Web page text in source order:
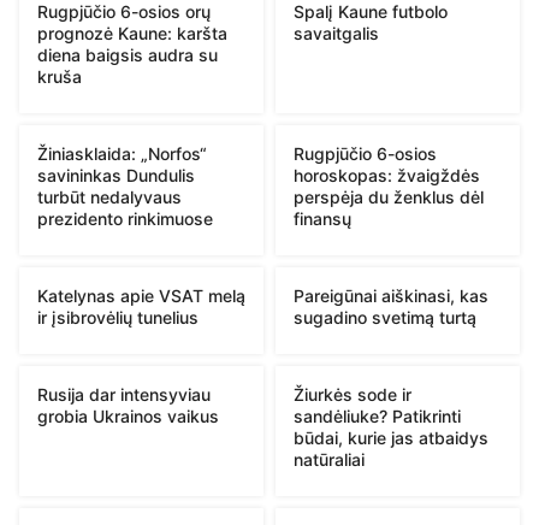
Rugpjūčio 6-osios orų
prognozė Kaune: karšta
diena baigsis audra su
kruša
Spalį Kaune futbolo
savaitgalis
Žiniasklaida: „Norfos“
savininkas Dundulis
turbūt nedalyvaus
prezidento rinkimuose
Rugpjūčio 6-osios
horoskopas: žvaigždės
perspėja du ženklus dėl
finansų
Katelynas apie VSAT melą
ir įsibrovėlių tunelius
Pareigūnai aiškinasi, kas
sugadino svetimą turtą
Rusija dar intensyviau
grobia Ukrainos vaikus
Žiurkės sode ir
sandėliuke? Patikrinti
būdai, kurie jas atbaidys
natūraliai